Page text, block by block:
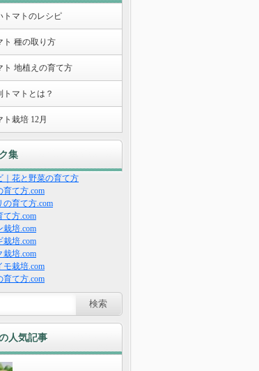
トマトのレシピ
ト 種の取り方
ト 地植えの育て方
トマトとは？
ト栽培 12月
集
｜花と野菜の育て方
育て方.com
の育て方.com
て方.com
栽培.com
栽培.com
栽培.com
モ栽培.com
育て方.com
人気記事